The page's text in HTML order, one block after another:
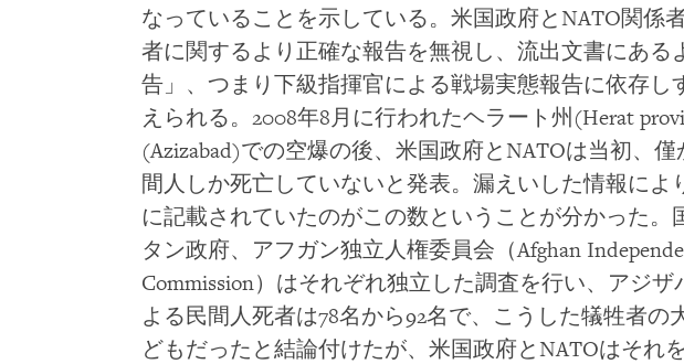
なっていることを示している。米国政府とNATO関係
者に関するより正確な報告を無視し、流出文書にある
告」、つまり下級指揮官による戦場実態報告に依存し
えられる。2008年8月に行われたヘラート州(Herat
(Azizabad)での空爆の後、米国政府とNATOは当初、僅
間人しか死亡していないと発表。漏えいした情報によ
に記載されていたのがこの数ということが分かった。
タン政府、アフガン独立人権委員会（Afghan
Commission）はそれぞれ独立した調査を行い、アジザ
よる民間人死者は78名から92名で、こうした犠牲者の
どもだったと結論付けたが、米国政府とNATOはそれ